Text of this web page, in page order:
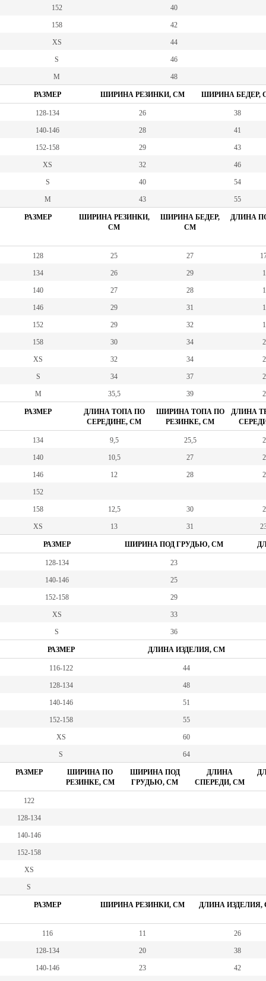
152 40
158 42
XS 44
S 46
M 48
РАЗМЕР ШИРИНА РЕЗИНКИ, СМ ШИРИНА БЕДЕР,
128-134 26 38
140-146 28 41
152-158 29 43
XS 32 46
S 40 54
M 43 55
РАЗМЕР
ШИРИНА РЕЗИНКИ,
СМ
ШИРИНА БЕДЕР,
СМ
ДЛИНА
128 25 27
134 26 29
140 27 28
146 29 31
152 29 32
158 30 34
XS 32 34
S 34 37
M 35,5 39
РАЗМЕР
ДЛИНА ТОПА ПО
СЕРЕДИНЕ, СМ
ШИРИНА ТОПА ПО
РЕЗИНКЕ, СМ
ДЛИНА
134 9,5 25,5
140 10,5 27
146 12 28
152
158 12,5 30
XS 13 31
РАЗМЕР ШИРИНА ПОД ГРУДЬЮ, СМ
128-134 23
140-146 25
152-158 29
XS 33
S 36
РАЗМЕР ДЛИНА ИЗДЕЛИЯ, СМ
116-122 44
128-134 48
140-146 51
152-158 55
XS 60
S 64
РАЗМЕР
ШИРИНА ПО
РЕЗИНКЕ, СМ
ШИРИНА ПОД
ГРУДЬЮ, СМ
ДЛИНА
СПЕРЕДИ, СМ
122
128-134
140-146
152-158
XS
S
РАЗМЕР ШИРИНА РЕЗИНКИ, СМ ДЛИНА ИЗДЕЛИЯ,
116 11 26
128-134 20 38
140-146 23 42